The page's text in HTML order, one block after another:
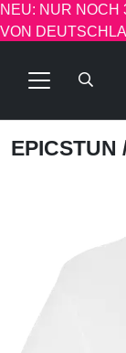
NEU: NUR NOCH
VON
EPICSTUN